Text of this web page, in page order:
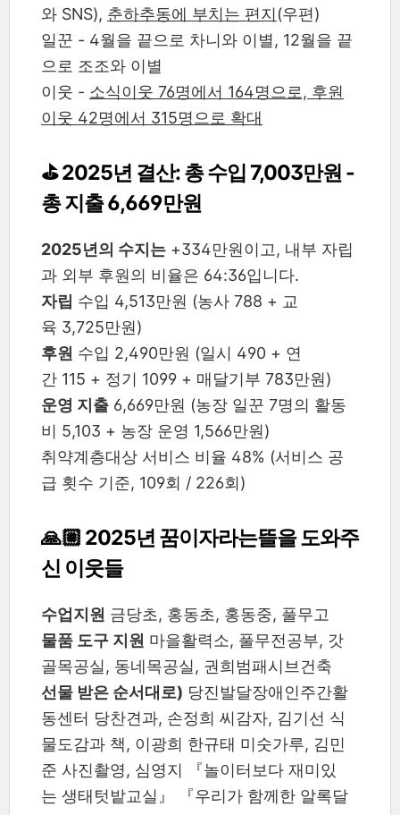
와 SNS), 춘하추동에 부치는 편지 (우편)
일꾼 - 4월을 끝으로 차니와 이별, 12월을 끝
으로 조조와 이별
이웃 - 소식이웃 76명에서 164명으로, 후원
이웃 42명에서 315명으로 확대
⛳️ 2025년 결산: 총 수입 7,003만원 -
총 지출 6,669만원
2025년의 수지는 +334만원이고, 내부 자립
과 외부 후원의 비율은 64:36입니다.
자립 수입 4,513만원 (농사 788 + 교
육 3,725만원)
후원 수입 2,490만원 (일시 490 + 연
간 115 + 정기 1099 + 매달기부 783만원)
운영 지출 6,669만원 (농장 일꾼 7명의 활동
비 5,103 + 농장 운영 1,566만원)
취약계층대상 서비스 비율 48% (서비스 공
급 횟수 기준, 109회 / 226회)
🙏🏼 2025년 꿈이자라는뜰을 도와주
신 이웃들
수업지원 금당초, 홍동초, 홍동중, 풀무고
물품 도구 지원 마을활력소, 풀무전공부, 갓
골목공실, 동네목공실, 권희범패시브건축
선물 받은 순서대로) 당진발달장애인주간활
동센터 당찬견과, 손정희 씨감자, 김기선 식
물도감과 책, 이광희 한규태 미숫가루, 김민
준 사진촬영, 심영지 『놀이터보다 재미있
는 생태텃밭교실』 『우리가 함께한 알록달